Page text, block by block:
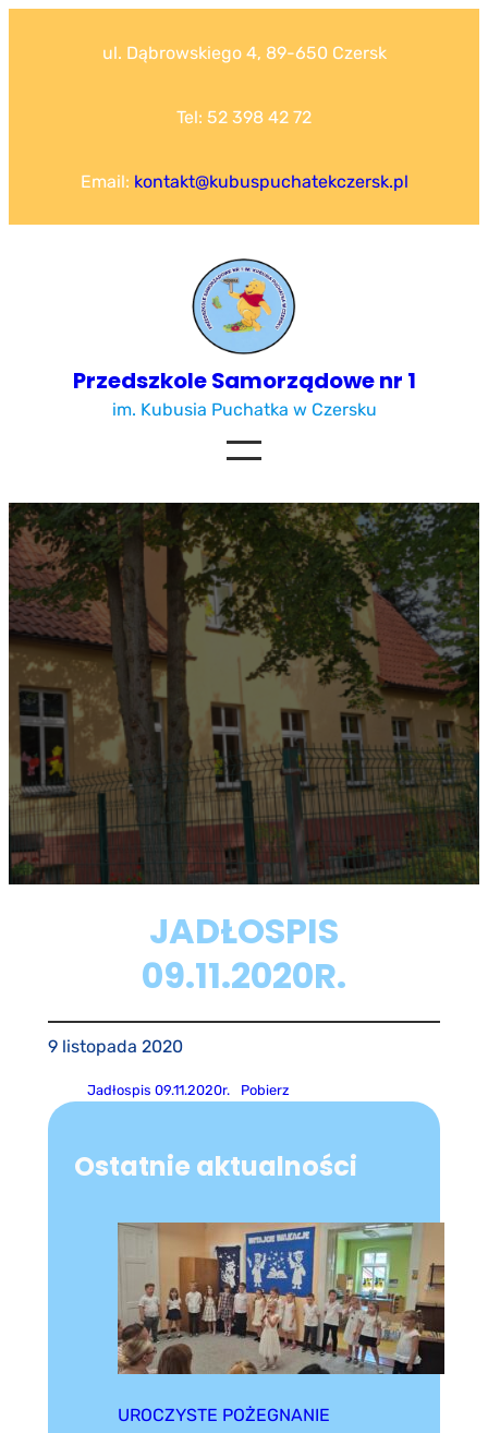
ul. Dąbrowskiego 4, 89-650 Czersk
Tel: 52 398 42 72
Email: kontakt@kubuspuchatekczersk.pl
Przedszkole Samorządowe nr 1
im. Kubusia Puchatka w Czersku
JADŁOSPIS
09.11.2020R.
9 listopada 2020
Jadłospis 09.11.2020r. Pobierz
Ostatnie aktualności
UROCZYSTE POŻEGNANIE